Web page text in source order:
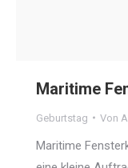
Maritime
Geburtstag Von
Maritime